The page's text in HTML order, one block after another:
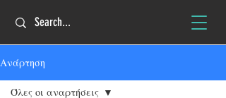
Ανάρτηση
Όλες οι αναρτήσεις